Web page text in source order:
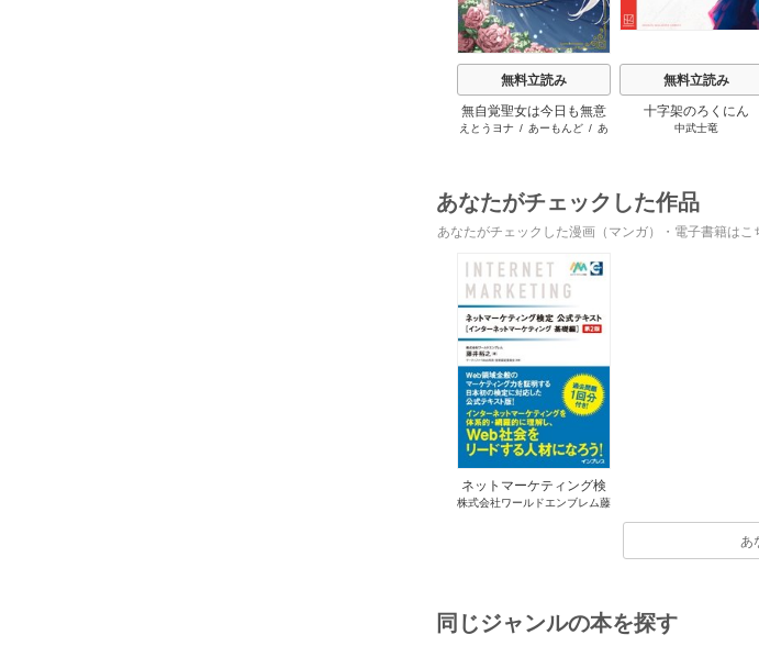
無料立読み
無自覚聖女は今日も無意
識に力を垂れ流す ～公
えとうヨナ / あーもんど / あ
無料立読み
十字架のろくにん
中武士竜
あなたがチェックした作品
あなたがチェックした漫画（マンガ）・電子書籍はこ
ネットマーケティング検
定公式テキスト インター
株式会社ワールドエンブレム藤
あ
同じジャンルの本を探す